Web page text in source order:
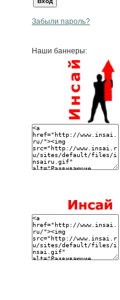
Забыли пароль?
Наши баннеры: